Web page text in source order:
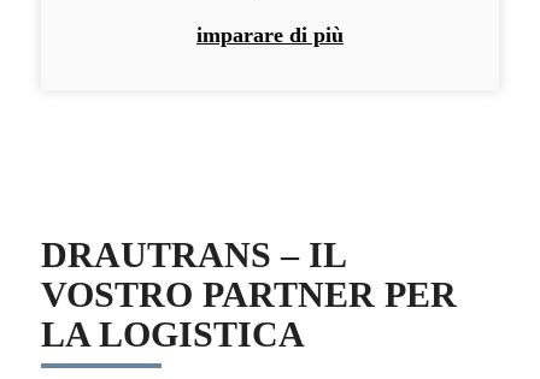
imparare di più
DRAUTRANS – IL
VOSTRO PARTNER PER
LA LOGISTICA